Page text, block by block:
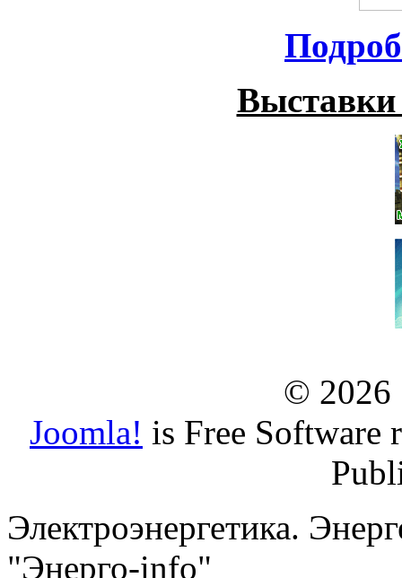
© 2026
Joomla! is Free Software
Электроэнергетика.
"Энерго-info"